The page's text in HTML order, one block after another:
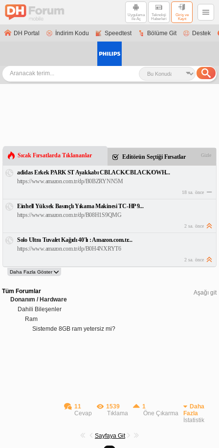
Uygulama
ile Aç
Teknoloji
Haberleri
Giriş ve
Kayıt
DH Portal İndirim Kodu Speedtest Bölüme Git Destek
Sıcak Fırsatlarda Tıklananlar Editörün Seçtiği Fırsatlar Gizle
adidas Erkek PARK ST Ayakkabı CBLACK/CBLACK/OWH...
https://www.amazon.com.tr/dp/B0BZRYNN5M
18 sa. önce
Einhell Yüksek Basınçlı Yıkama Makinesi TC-HP 9...
https://www.amazon.com.tr/dp/B08H1S9QMG
2 sa. önce
Solo Ultra Tuvalet Kağıdı 40'lı : Amazon.com.tr...
https://www.amazon.com.tr/dp/B0H4NXRYT6
2 sa. önce
Aşağı git
Tüm Forumlar
Donanım / Hardware
Dahili Bileşenler
Ram
Sistemde 8GB ram yetersiz mi?
11
Cevap
1539
Tıklama
1
Öne Çıkarma
Daha
Fazla
İstatistik
Sayfaya Git